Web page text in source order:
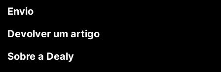
Envio
Devolver um artigo
Sobre a Dealy